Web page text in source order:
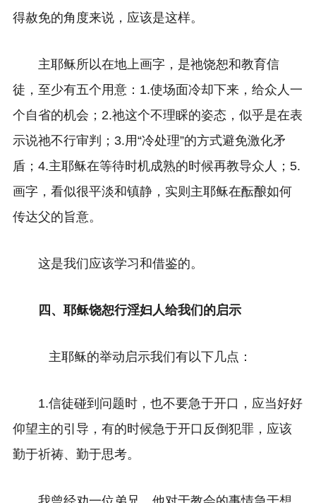
得赦免的角度来说，应该是这样。
主耶稣所以在地上画字，是祂饶恕和教育信
徒，至少有五个用意：1.使场面冷却下来，给众人一
个自省的机会；2.祂这个不理睬的姿态，似乎是在表
示说祂不行审判；3.用“冷处理”的方式避免激化矛
盾；4.主耶稣在等待时机成熟的时候再教导众人；5.
画字，看似很平淡和镇静，实则主耶稣在酝酿如何
传达父的旨意。
这是我们应该学习和借鉴的。
四、耶稣饶恕行淫妇人给我们的启示
主耶稣的举动启示我们有以下几点：
1.信徒碰到问题时，也不要急于开口，应当好好
仰望主的引导，有的时候急于开口反倒犯罪，应该
勤于祈祷、勤于思考。